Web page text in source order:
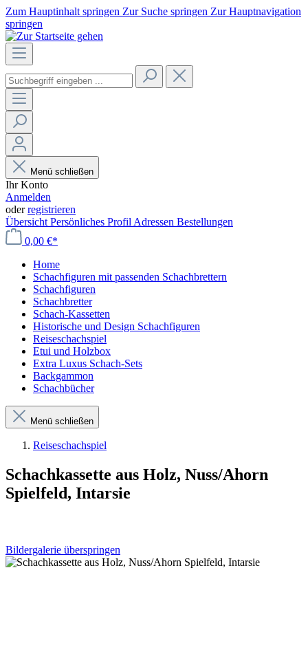
Zum Hauptinhalt springen Zur Suche springen Zur Hauptnavigation
springen
Menü schließen
Ihr Konto
Anmelden
oderregistrieren
Übersicht Persönliches Profil Adressen Bestellungen
0,00 €*
Home
Schachfiguren mit passenden Schachbrettern
Schachfiguren
Schachbretter
Schach-Kassetten
Historische und Design Schachfiguren
Reiseschachspiel
Etui und Holzbox
Extra Luxus Schach-Sets
Backgammon
Schachbücher
Menü schließen
Reiseschachspiel
Schachkassette aus Holz, Nuss/Ahorn
Spielfeld, Intarsie
Bildergalerie überspringen